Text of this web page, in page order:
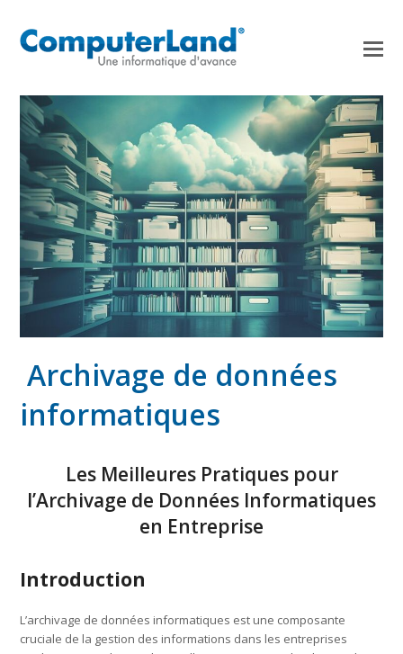
Archivage de données
informatiques
Les Meilleures Pratiques pour
l’Archivage de Données Informatiques
en Entreprise
Introduction
L’archivage de données informatiques est une composante
cruciale de la gestion des informations dans les entreprises